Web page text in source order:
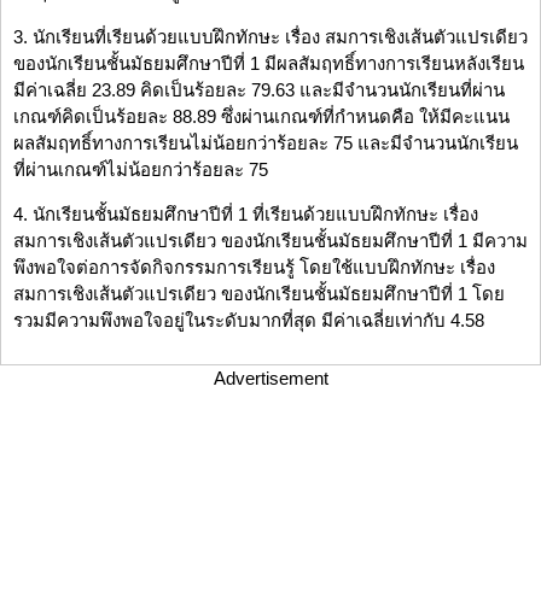
3. นักเรียนที่เรียนด้วยแบบฝึกทักษะ เรื่อง สมการเชิงเส้นตัวแปรเดียว
ของนักเรียนชั้นมัธยมศึกษาปีที่ 1 มีผลสัมฤทธิ์ทางการเรียนหลังเรียน
มีค่าเฉลี่ย 23.89 คิดเป็นร้อยละ 79.63 และมีจำนวนนักเรียนที่ผ่าน
เกณฑ์คิดเป็นร้อยละ 88.89 ซึ่งผ่านเกณฑ์ที่กำหนดคือ ให้มีคะแนน
ผลสัมฤทธิ์ทางการเรียนไม่น้อยกว่าร้อยละ 75 และมีจำนวนนักเรียน
ที่ผ่านเกณฑ์ไม่น้อยกว่าร้อยละ 75
4. นักเรียนชั้นมัธยมศึกษาปีที่ 1 ที่เรียนด้วยแบบฝึกทักษะ เรื่อง
สมการเชิงเส้นตัวแปรเดียว ของนักเรียนชั้นมัธยมศึกษาปีที่ 1 มีความ
พึงพอใจต่อการจัดกิจกรรมการเรียนรู้ โดยใช้แบบฝึกทักษะ เรื่อง
สมการเชิงเส้นตัวแปรเดียว ของนักเรียนชั้นมัธยมศึกษาปีที่ 1 โดย
รวมมีความพึงพอใจอยู่ในระดับมากที่สุด มีค่าเฉลี่ยเท่ากับ 4.58
Advertisement